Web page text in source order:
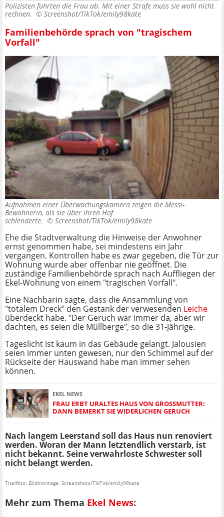
Polizisten führten die Frau ab. Mit einer Strafe muss sie wohl nicht
rechnen. © Screenshot/TikTok/emily98kate
Familienbehörde sprach von "tragischem
Vorfall"
Aufnahmen einer Überwachungskamera zeigen die Messi-
Bewohnerin, als sie über ihren Hof
schlenderte. © Screenshot/TikTok/emily98kate
Ehe die Stadtverwaltung die Hinweise der Anwohner
ernst genommen habe, sei mindestens ein Jahr
vergangen. Kontrollen habe es zwar gegeben, die Tür zur
Wohnung wurde aber offenbar nie geöffnet. Die
zuständige Familienbehörde sprach nach Auffliegen der
Ekel-Wohnung von einem "tragischen Vorfall".
Eine Nachbarin sagte, dass die Ansammlung von
"totalem Dreck" den Gestank der verwesenden Leiche
überdeckt habe. "Der Geruch war immer da, aber wir
dachten, es seien die Müllberge", so die 31-Jährige.
Tageslicht ist kaum in das Gebäude gelangt. Jalousien
seien immer unten gewesen, nur den Schimmel auf der
Rückseite der Hauswand habe man immer sehen
können.
EKEL NEWS
FRAU ERBT URALTES HAUS VON GROSSMUTTER: D
ANN BEMERKT SIE WIDERLICHEN GERUCH
Nach langem Leerstand soll das Haus nun renoviert
werden. Woran der Mann letztendlich verstarb, ist
nicht bekannt. Seine verwahrloste Schwester soll
nicht belangt werden.
Titelfoto: Bildmontage: Screenshots/TikTok/emily98kate
Mehr zum Thema Ekel News: